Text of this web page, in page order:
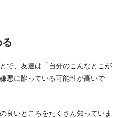
で、友達は「自分のこんなとこが
悪に陥っている可能性が高いで
良いところをたくさん知っていま